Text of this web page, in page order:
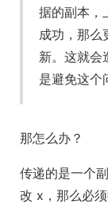
据的副本，
成功，那么
新。这就会
是避免这个
那怎么办？
传递的是一个
改 x，那么必